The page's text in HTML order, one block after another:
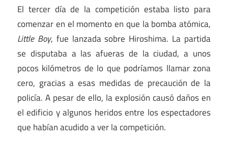
El tercer día de la competición estaba listo para
comenzar en el momento en que la bomba atómica,
Little Boy, fue lanzada sobre Hiroshima. La partida
se disputaba a las afueras de la ciudad, a unos
pocos kilómetros de lo que podríamos llamar zona
cero, gracias a esas medidas de precaución de la
policía. A pesar de ello, la explosión causó daños en
el edificio y algunos heridos entre los espectadores
que habían acudido a ver la competición.